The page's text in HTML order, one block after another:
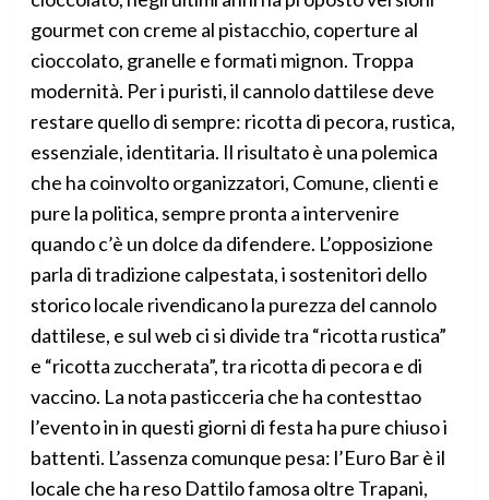
gourmet con creme al pistacchio, coperture al
cioccolato, granelle e formati mignon. Troppa
modernità. Per i puristi, il cannolo dattilese deve
restare quello di sempre: ricotta di pecora, rustica,
essenziale, identitaria. Il risultato è una polemica
che ha coinvolto organizzatori, Comune, clienti e
pure la politica, sempre pronta a intervenire
quando c’è un dolce da difendere. L’opposizione
parla di tradizione calpestata, i sostenitori dello
storico locale rivendicano la purezza del cannolo
dattilese, e sul web ci si divide tra “ricotta rustica”
e “ricotta zuccherata”, tra ricotta di pecora e di
vaccino. La nota pasticceria che ha contesttao
l’evento in in questi giorni di festa ha pure chiuso i
battenti. L’assenza comunque pesa: l’Euro Bar è il
locale che ha reso Dattilo famosa oltre Trapani,